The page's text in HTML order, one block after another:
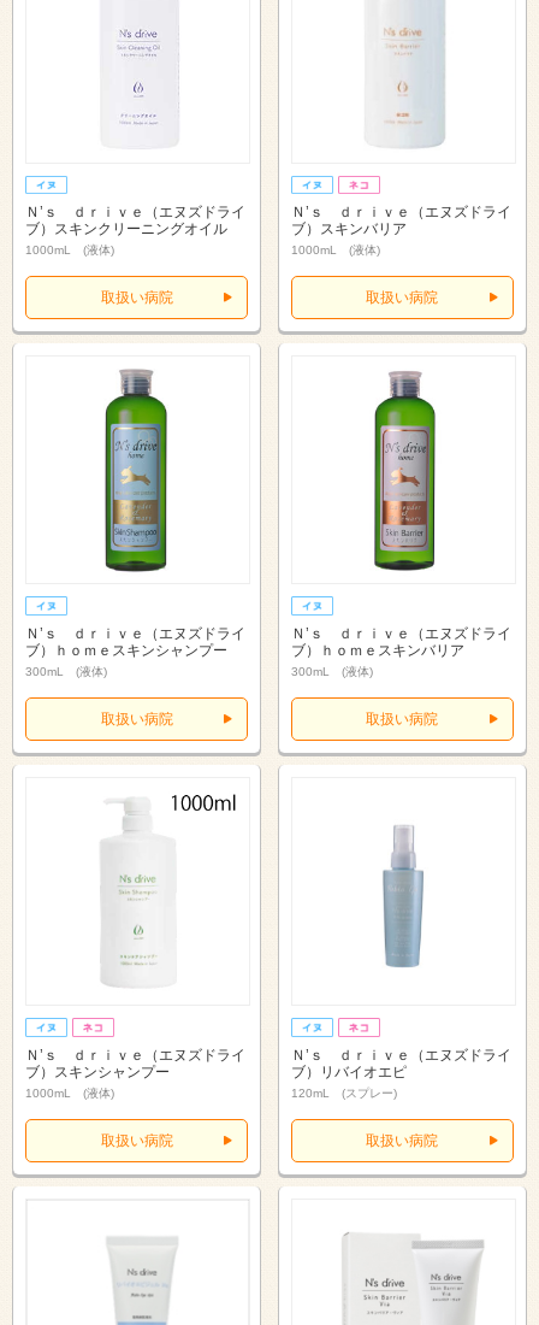
Ｎ’ｓ ｄｒｉｖｅ（エヌズドライ
ブ）スキンクリーニングオイル
1000mL (液体)
取扱い病院
Ｎ’ｓ ｄｒｉｖｅ（エヌズドライ
ブ）スキンバリア
1000mL (液体)
取扱い病院
Ｎ’ｓ ｄｒｉｖｅ（エヌズドライ
ブ）ｈｏｍｅスキンシャンプー
300mL (液体)
取扱い病院
Ｎ’ｓ ｄｒｉｖｅ（エヌズドライ
ブ）ｈｏｍｅスキンバリア
300mL (液体)
取扱い病院
Ｎ’ｓ ｄｒｉｖｅ（エヌズドライ
ブ）スキンシャンプー
1000mL (液体)
取扱い病院
Ｎ’ｓ ｄｒｉｖｅ（エヌズドライ
ブ）リバイオエピ
120mL (スプレー)
取扱い病院